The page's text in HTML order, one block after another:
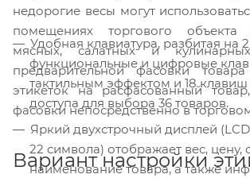
недорогие весы могут
помещениях торгового
мясных, салатных и
предварительной фасовки
этикеток на расфасованный
фасовки непосредственно в
Удобная клавиатура, разбитая на
функциональные и цифровые
тактильным эффектом и 18 клавиш
доступа для выбора 36 товаров.
Яркий двухстрочный дисплей
22 символа) отображает вес, цену,
наименование товара, а также
Вариант настройки